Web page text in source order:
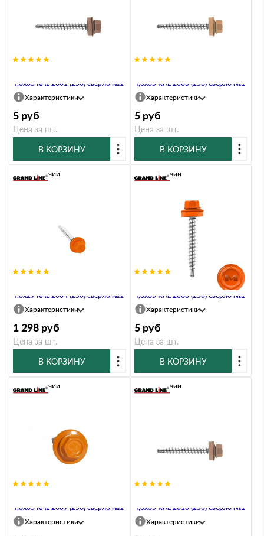
4,8х35 RAL 2001 (250) сверло №1
Характеристики
5 руб
Цена за шт.
В КОРЗИНУ
4,8х35 RAL 2003 (250) сверло №1
Характеристики
5 руб
Цена за шт.
В КОРЗИНУ
4.8х29 RAL 2004 (250) сверло №1
В наличии
Характеристики
1 298 руб
Цена за шт.
В КОРЗИНУ
Саморез кровельный Daxmer
4,8х35 RAL 2008 (250) сверло №1
В наличии
Характеристики
5 руб
Цена за шт.
В КОРЗИНУ
4,8х35 RAL 2009 (250) сверло №1
В наличии
Характеристики
4,8х35 RAL 2010 (250) сверло №1
В наличии
Характеристики